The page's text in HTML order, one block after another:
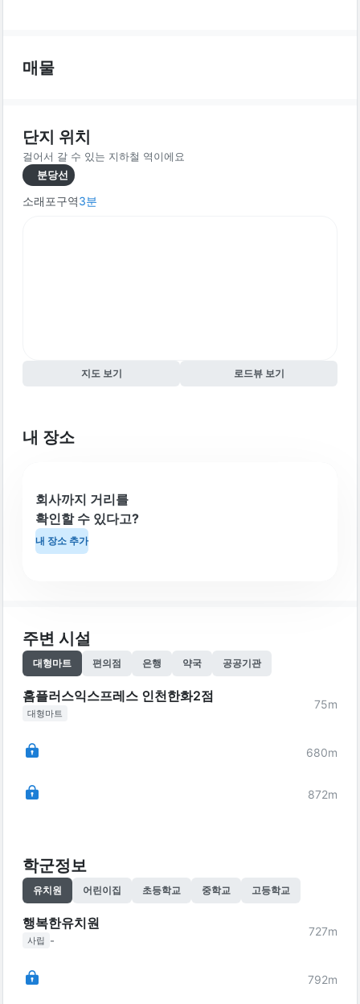
매물
단지 위치
걸어서 갈 수 있는 지하철 역이에요
분당선
소래포구역3분
지도 보기 로드뷰 보기
내 장소
회사까지 거리를
확인할 수 있다고?
내 장소 추가
주변 시설
대형마트 편의점 은행 약국 공공기관
홈플러스익스프레스 인천한화2점
대형마트
75m
680m
872m
학군정보
유치원 어린이집 초등학교 중학교 고등학교
행복한유치원
사립 -
727m
792m